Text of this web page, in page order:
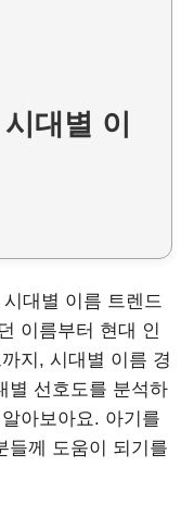
대별 이
대별 이름 트렌드
이름부터 현대 인
지, 시대별 이름 경
별 선호도를 분석하
아보아요. 아기를
들께 도움이 되기를